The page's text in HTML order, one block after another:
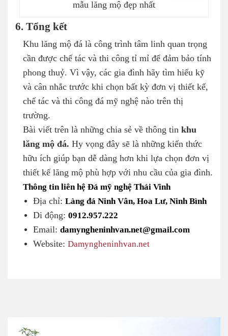
mẫu lăng mộ đẹp nhất
6. Tổng kết
Khu lăng mộ đá là công trình tâm linh quan trọng
cần được chế tác và thi công tỉ mỉ để đảm bảo tính
phong thuỷ. Vì vậy, các gia đình hãy tìm hiểu kỹ
và cân nhắc trước khi chọn bất kỳ đơn vị thiết kế,
chế tác và thi công đá mỹ nghệ nào trên thị
trường.
Bài viết trên là những chia sẻ về thông tin khu
lăng mộ đá. Hy vọng đây sẽ là những kiến thức
hữu ích giúp bạn dễ dàng hơn khi lựa chọn đơn vị
thiết kế lăng mộ phù hợp với nhu cầu của gia đình.
Thông tin liên hệ Đá mỹ nghệ Thái Vinh
Địa chỉ: Làng đá Ninh Vân, Hoa Lư, Ninh Bình
Di động: 0912.957.222
Email: damyngheninhvan.net@gmail.com
Website: Damyngheninhvan.net